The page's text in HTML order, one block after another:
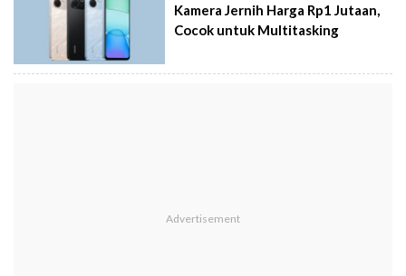
Kamera Jernih Harga Rp1 Jutaan,
Cocok untuk Multitasking